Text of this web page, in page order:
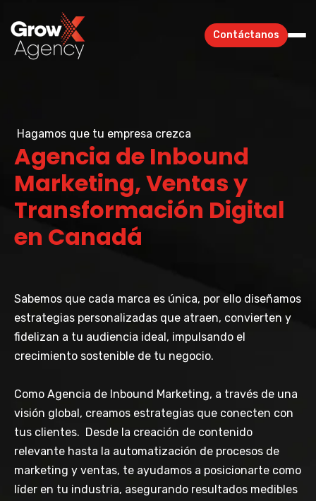
Contáctanos
Hagamos que tu empresa crezca
Agencia de Inbound
Marketing, Ventas y
Transformación Digital
en Canadá
Sabemos que cada marca es única, por ello diseñamos
estrategias personalizadas que atraen, convierten y
fidelizan a tu audiencia ideal, impulsando el
crecimiento sostenible de tu negocio.
Como Agencia de Inbound Marketing, a través de una
visión global, creamos estrategias que conecten con
tus clientes. Desde la creación de contenido
relevante hasta la automatización de procesos de
marketing y ventas, te ayudamos a posicionarte como
líder en tu industria, asegurando resultados medibles